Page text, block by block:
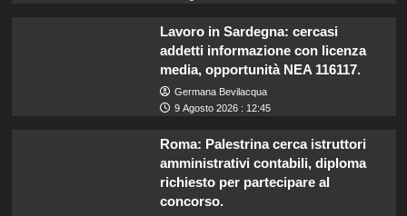
Lavoro in Sardegna: cercasi
addetti informazione con licenza
media, opportunità NEA 116117.
Germana Bevilacqua
9 Agosto 2026 : 12:45
Roma: Palestrina cerca istruttori
amministrativi contabili, diploma
richiesto per partecipare al
concorso.